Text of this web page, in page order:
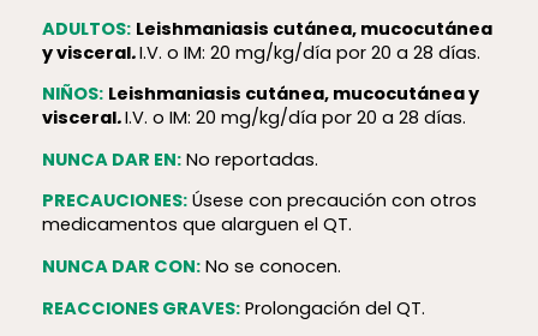
ADULTOS: Leishmaniasis cutánea, mucocutánea
y visceral.I.V. o IM: 20 mg/kg/día por 20 a 28 días.
NIÑOS: Leishmaniasis cutánea, mucocutánea y
visceral.I.V. o IM: 20 mg/kg/día por 20 a 28 días.
NUNCA DAR EN:No reportadas.
PRECAUCIONES:Úsese con precaución con otros
medicamentos que alarguen el QT.
NUNCA DAR CON:No se conocen.
REACCIONES GRAVES:Prolongación del QT.